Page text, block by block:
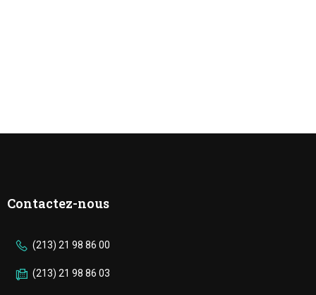
Contactez-nous
(213) 21 98 86 00
(213) 21 98 86 03